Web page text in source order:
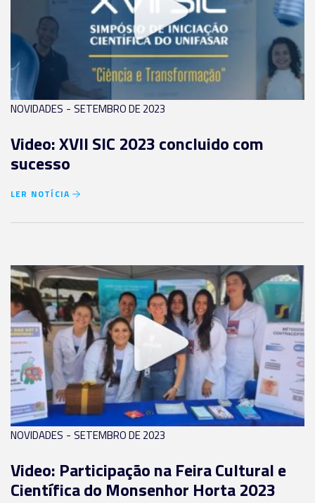
NOVIDADES - SETEMBRO DE 2023
Video: XVII SIC 2023 concluido com
sucesso
LER NOTÍCIA
NOVIDADES - SETEMBRO DE 2023
Video: Participação na Feira Cultural e
Científica do Monsenhor Horta 2023